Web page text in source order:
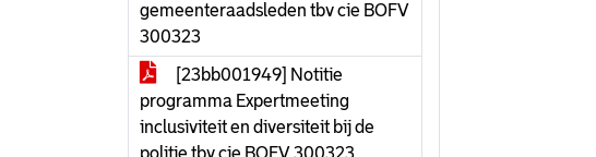
gemeenteraadsleden tbv cie BOFV
300323
[23bb001949] Notitie
programma Expertmeeting
inclusiviteit en diversiteit bij de
politie tbv cie BOFV 300323